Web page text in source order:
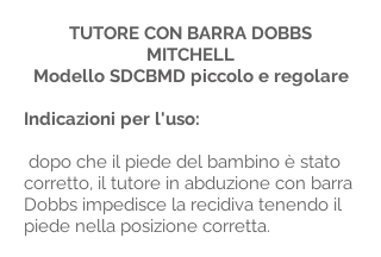
TUTORE CON BARRA DOBBS
MITCHELL
Modello SDCBMD piccolo e regolare
Indicazioni per l'uso:
dopo che il piede del bambino è stato
corretto, il tutore in abduzione con barra
Dobbs impedisce la recidiva tenendo il
piede nella posizione corretta.